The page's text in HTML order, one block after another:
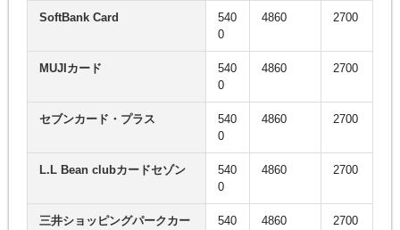
SoftBank Card
540
0
4860 2700
MUJIカード
540
0
4860 2700
セブンカード・プラス
540
0
4860 2700
L.L Bean clubカードセゾン
540
0
4860 2700
三井ショッピングパークカー
540
4860 2700